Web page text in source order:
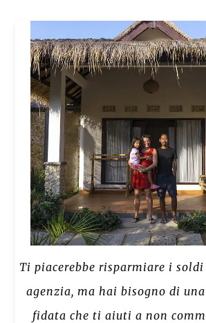
Ti piacerebbe risparmiare i
agenzia, ma hai bisogno di
fidata che ti aiuti a non